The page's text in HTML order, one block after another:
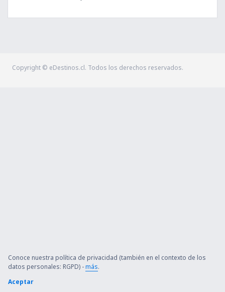
Copyright © eDestinos.cl. Todos los derechos reservados.
Conoce nuestra política de privacidad (también en el contexto de los
datos personales: RGPD) -más.
Aceptar